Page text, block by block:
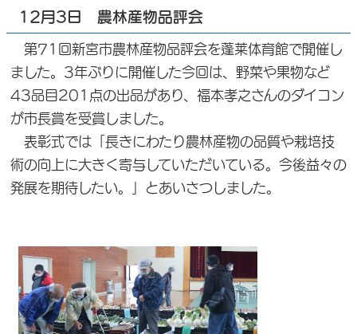
12月3日 農林産物品評会
第71回新宮市農林産物品評会を蓬莱体育館で開催し
ました。3年ぶりに開催した今回は、野菜や果物など
43品目201点の出品があり、福本孝之さんのダイコン
が市長賞を受賞しました。
表彰式では「長きにわたり農林産物の品質や栽培技
術の向上に大きく寄与していただいている。今後益々の
発展を期待したい。」とあいさつしました。